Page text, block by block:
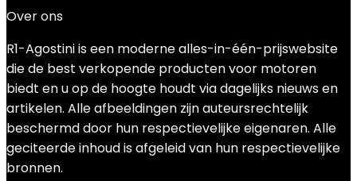
Over ons
R1-Agostini is een moderne alles-in-één-prijswebsite
die de best verkopende producten voor motoren
biedt en u op de hoogte houdt via dagelijks nieuws en
artikelen. Alle afbeeldingen zijn auteursrechtelijk
beschermd door hun respectievelijke eigenaren. Alle
geciteerde inhoud is afgeleid van hun respectievelijke
bronnen.